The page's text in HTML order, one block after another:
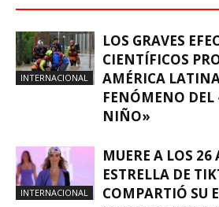
INTERNACIONAL
LOS GRAVES
CIENTÍFICOS
AMÉRICA
FENÓMENO DEL
NIÑO»
INTERNACIONAL
MUERE A LOS 26
ESTRELLA DE
COMPARTIÓ SU